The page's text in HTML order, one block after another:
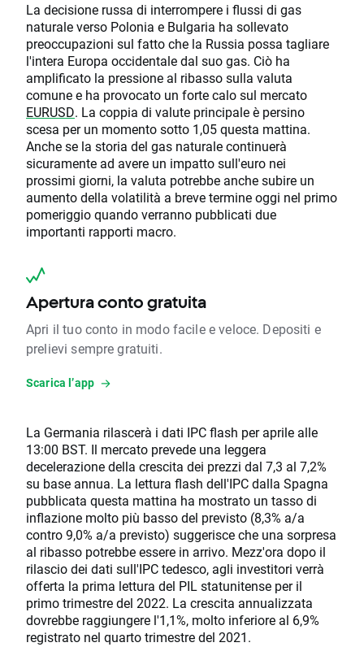
La decisione russa di interrompere i flussi di gas
naturale verso Polonia e Bulgaria ha sollevato
preoccupazioni sul fatto che la Russia possa tagliare
l'intera Europa occidentale dal suo gas. Ciò ha
amplificato la pressione al ribasso sulla valuta
comune e ha provocato un forte calo sul mercato
EURUSD. La coppia di valute principale è persino
scesa per un momento sotto 1,05 questa mattina.
Anche se la storia del gas naturale continuerà
sicuramente ad avere un impatto sull'euro nei
prossimi giorni, la valuta potrebbe anche subire un
aumento della volatilità a breve termine oggi nel primo
pomeriggio quando verranno pubblicati due
importanti rapporti macro.
Apertura conto gratuita
Apri il tuo conto in modo facile e veloce. Depositi e
prelievi sempre gratuiti.
Scarica l’app
La Germania rilascerà i dati IPC flash per aprile alle
13:00 BST. Il mercato prevede una leggera
decelerazione della crescita dei prezzi dal 7,3 al 7,2%
su base annua. La lettura flash dell'IPC dalla Spagna
pubblicata questa mattina ha mostrato un tasso di
inflazione molto più basso del previsto (8,3% a/a
contro 9,0% a/a previsto) suggerisce che una sorpresa
al ribasso potrebbe essere in arrivo. Mezz'ora dopo il
rilascio dei dati sull'IPC tedesco, agli investitori verrà
offerta la prima lettura del PIL statunitense per il
primo trimestre del 2022. La crescita annualizzata
dovrebbe raggiungere l'1,1%, molto inferiore al 6,9%
registrato nel quarto trimestre del 2021.